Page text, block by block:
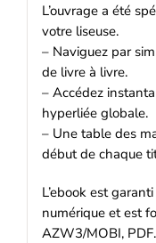
L’ouvrage a été
votre liseuse.
– Naviguez par
de livre à livre.
– Accédez
hyperliée globale.
– Une table des
début de chaque
L’ebook est
numérique et est
AZW3/MOBI, PDF.